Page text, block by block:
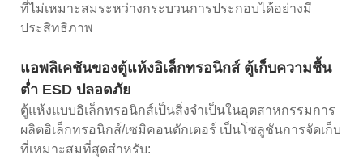
ที่ไม่เหมาะสมระหว่างกระบวนการประกอบได้อย่างมี
ประสิทธิภาพ
แอพลิเคชันของตู้แห้งอิเล็กทรอนิกส์ ตู้เก็บความชื้น
ต่ำ ESD ปลอดภัย
ตู้แห้งแบบอิเล็กทรอนิกส์เป็นสิ่งจำเป็นในอุตสาหกรรมการ
ผลิตอิเล็กทรอนิกส์/เซมิคอนดักเตอร์ เป็นโซลูชันการจัดเก็บ
ที่เหมาะสมที่สุดสำหรับ: